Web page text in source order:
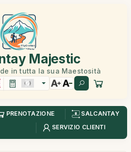
Majestic
in tutta la sua Maestosità
PRENOTAZIONE
SALCANTAY
SERVIZIO CLIENTI